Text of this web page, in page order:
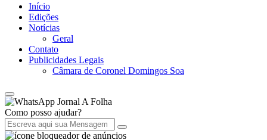
Início
Edições
Notícias
Geral
Contato
Publicidades Legais
Câmara de Coronel Domingos Soa
Jornal A Folha
Como posso ajudar?